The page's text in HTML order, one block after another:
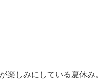
楽しみにしている夏休み。